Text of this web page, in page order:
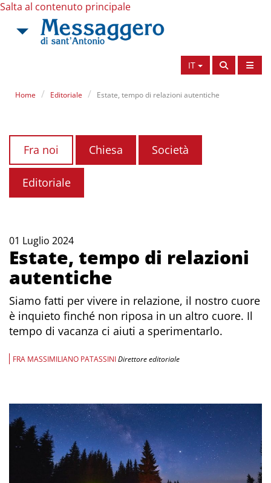
Salta al contenuto principale
IT
Home Editoriale Estate, tempo di relazioni autentiche
Fra noi Chiesa Società
Editoriale
01 Luglio 2024
Estate, tempo di relazioni
autentiche
Siamo fatti per vivere in relazione, il nostro cuore
è inquieto finché non riposa in un altro cuore. Il
tempo di vacanza ci aiuti a sperimentarlo.
FRA MASSIMILIANO PATASSINIDirettore editoriale